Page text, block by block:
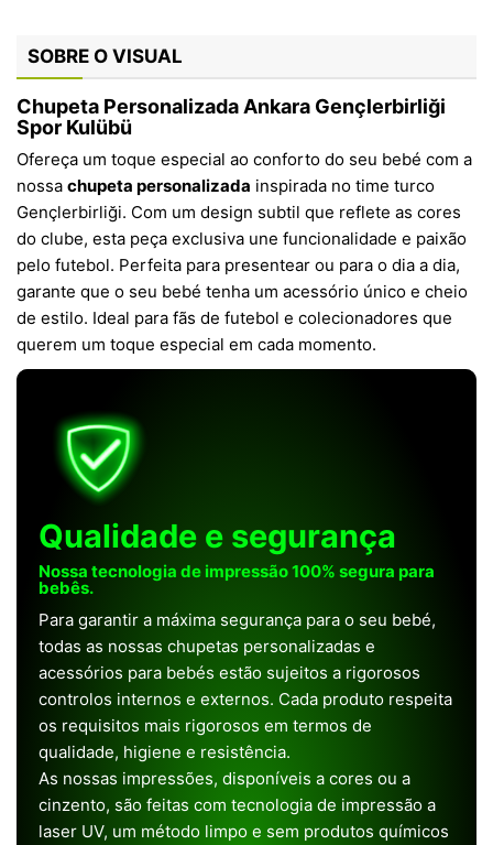
SOBRE O VISUAL
Chupeta Personalizada Ankara Gençlerbirliği
Spor Kulübü
Ofereça um toque especial ao conforto do seu bebé com a
nossa chupeta personalizada inspirada no time turco
Gençlerbirliği. Com um design subtil que reflete as cores
do clube, esta peça exclusiva une funcionalidade e paixão
pelo futebol. Perfeita para presentear ou para o dia a dia,
garante que o seu bebé tenha um acessório único e cheio
de estilo. Ideal para fãs de futebol e colecionadores que
querem um toque especial em cada momento.
Qualidade e segurança
Nossa tecnologia de impressão 100% segura para
bebês.
Para garantir a máxima segurança para o seu bebé,
todas as nossas chupetas personalizadas e
acessórios para bebés estão sujeitos a rigorosos
controlos internos e externos. Cada produto respeita
os requisitos mais rigorosos em termos de
qualidade, higiene e resistência.
As nossas impressões, disponíveis a cores ou a
cinzento, são feitas com tecnologia de impressão a
laser UV, um método limpo e sem produtos químicos